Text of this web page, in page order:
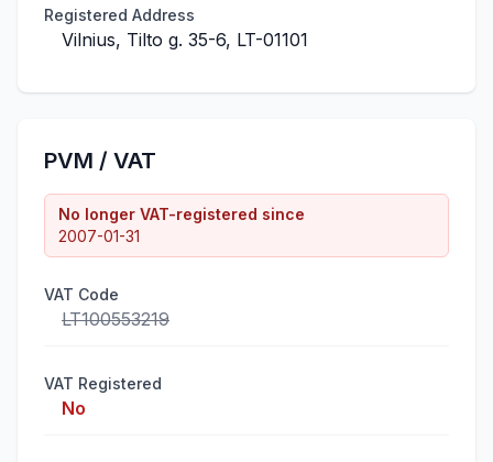
Registered Address
Vilnius, Tilto g. 35-6, LT-01101
PVM / VAT
No longer VAT-registered since
2007-01-31
VAT Code
LT100553219
VAT Registered
No